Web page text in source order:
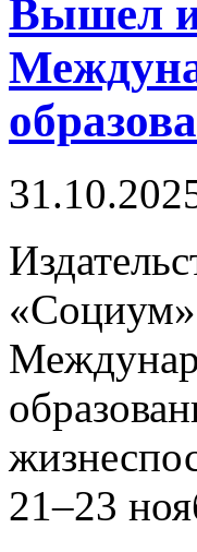
Вышел
«Социум»
21–23